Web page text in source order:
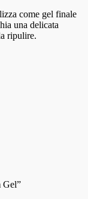
come gel finale
una delicata
ripulire.
Gel”